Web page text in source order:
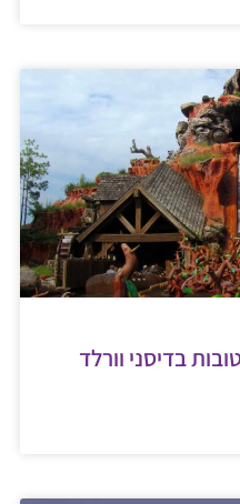
בדיסני וורלד